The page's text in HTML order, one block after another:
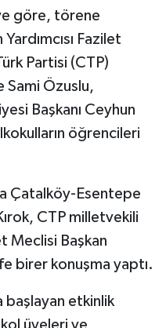
göre, törene
Fazilet
Partisi (CTP)
Sami Özuslu,
Başkanı Ceyhun
öğrencileri
Çatalköy-Esentepe
CTP milletvekili
Meclisi Başkan
birer konuşma yaptı.
başlayan etkinlik
üyeleri ve